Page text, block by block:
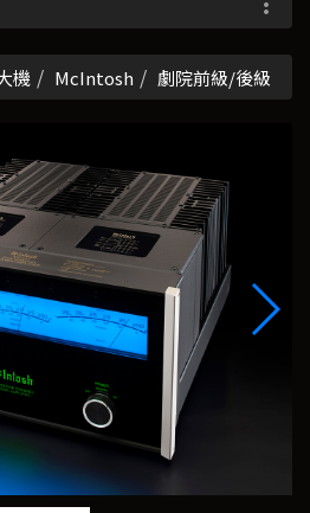
機 McIntosh 劇院前級/後級